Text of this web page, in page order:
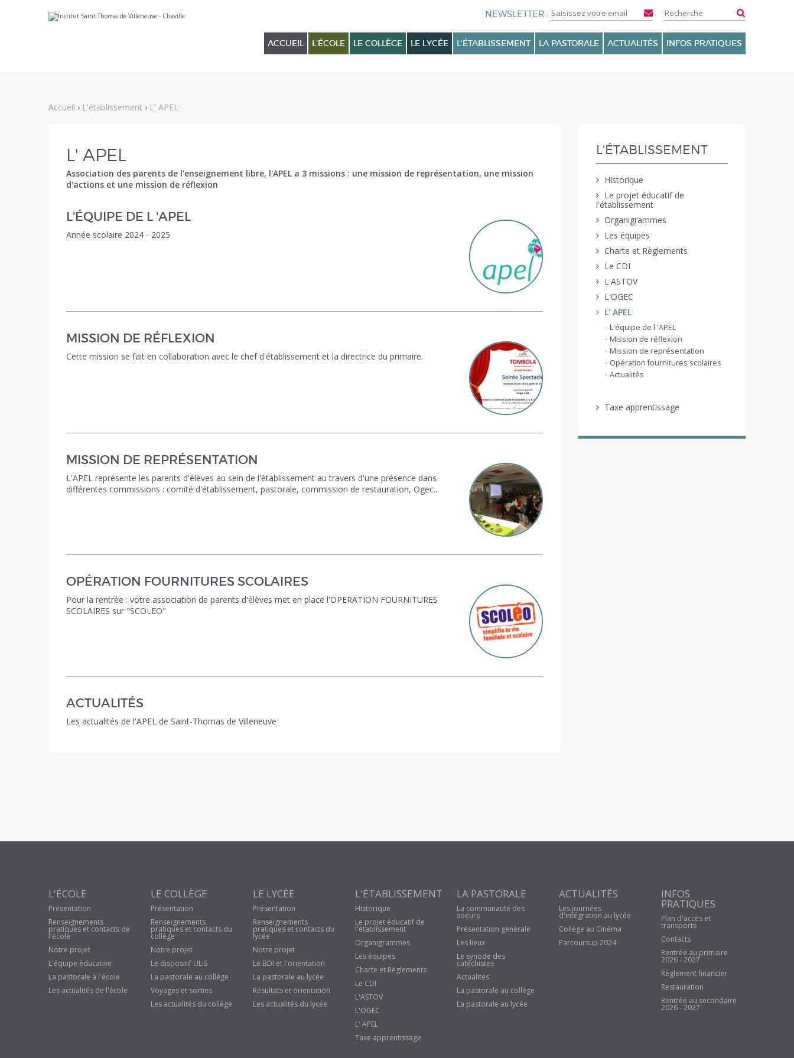
au
personnels
ACCUEIL L'ÉCOLE LE COLLÈGE LE LYCÉE L'ÉTABLISSEMENT LA PASTORALE ACTUALITÉS INFOS PRATIQUES
Accueil › L'établissement › L' APEL
NAVIGATION
L'ÉTABLISSEMENT
Historique
Le projet éducatif de
l'établissement
Organigrammes
Les équipes
Charte et Règlements
Le CDI
L'ASTOV
L'OGEC
L' APEL
L'équipe de l 'APEL
Mission de réflexion
Mission de représentation
Opération fournitures scolaires
Actualités
Taxe apprentissage
L' APEL
Association des parents de l'enseignement libre, l'APEL a 3 missions : une mission de représentation, une mission
d'actions et une mission de réflexion
L'ÉQUIPE DE L 'APEL
Année scolaire 2024 - 2025
MISSION DE RÉFLEXION
Cette mission se fait en collaboration avec le chef d'établissement et la directrice du primaire.
MISSION DE REPRÉSENTATION
L'APEL représente les parents d'élèves au sein de l'établissement au travers d'une présence dans
différentes commissions : comité d'établissement, pastorale, commission de restauration, Ogec...
OPÉRATION FOURNITURES SCOLAIRES
Pour la rentrée : votre association de parents d'élèves met en place l'OPERATION FOURNITURES
SCOLAIRES sur "SCOLEO"
ACTUALITÉS
Les actualités de l'APEL de Saint-Thomas de Villeneuve
L'ÉCOLE
Présentation
Renseignements
pratiques et contacts de
l'école
Notre projet
L'équipe éducative
La pastorale à l'école
Les actualités de l'école
LE COLLÈGE
Présentation
Renseignements
pratiques et contacts du
collège
Notre projet
Le dispositif ULIS
La pastorale au collège
Voyages et sorties
Les actualités du collège
LE LYCÉE
Présentation
Renseignements
pratiques et contacts du
lycée
Notre projet
Le BDI et l'orientation
La pastorale au lycée
Résultats et orientation
Les actualités du lycée
L'ÉTABLISSEMENT
Historique
Le projet éducatif de
l'établissement
Organigrammes
Les équipes
Charte et Règlements
Le CDI
L'ASTOV
L'OGEC
L' APEL
Taxe apprentissage
LA PASTORALE
La communauté des
soeurs
Présentation générale
Les lieux
Le synode des
catéchistes
Actualités
La pastorale au collège
La pastorale au lycée
ACTUALITÉS
Les journées
d'intégration au lycée
Collège au Cinéma
Parcoursup 2024
INFOS
PRATIQUES
Plan d'accès et
transports
Contacts
Rentrée au primaire
2026 - 2027
Règlement financier
Restauration
Rentrée au secondaire
2026 - 2027